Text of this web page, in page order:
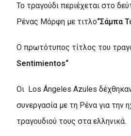
To τραγούδι περιέχεται στο
Ρένας Μόρφη με τιτλο“Σάμπα
Ο πρωτότυπος τίτλος του
Sentimientos“
Οι Los Ángeles Azules
συνεργασία με τη Ρένα για την
τραγουδιού τους στα ελληνικά.